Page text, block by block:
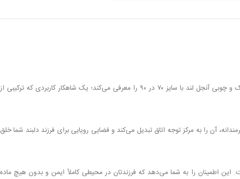
با افتخار، تخت گهواره شیک و چوبی آنجل لند با سایز ۷۰ در ۹۰ را معرفی می‌کند؛ یک شاهکار کاربردی که ترکیبی از
آن را به مرکز توجه اتاق تبدیل می‌کند و فضایی رویایی برای فرزند دلبند شما خلق
اطمینان را به شما می‌دهد که فرزندتان در محیطی کاملاً ایمن و بدون هیچ ماده